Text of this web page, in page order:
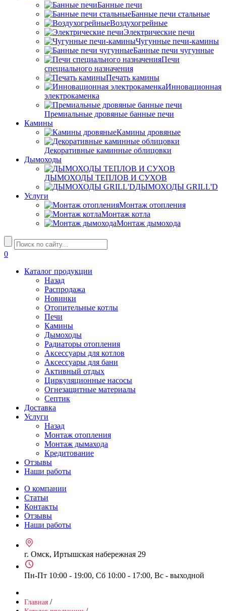
Банные печи
Банные печи стальные
Воздухогрейные
Электрические печи
Чугунные печи-камины
Банные печи чугунные
Печи
специального назначения
Печать камины
Инновационная
электрокаменка
Премиальные дровяные банные печи
Камины
Камины дровяные
Декоративные каминные облицовки
Дымоходы
ДЫМОХОДЫ ТЕПЛОВ И СУХОВ
ДЫМОХОДЫ GRILL'D
Услуги
Монтаж отопления
Монтаж котла
Монтаж дымохода
0
Каталог продукции
Назад
Распродажа
Новинки
Отопительные котлы
Печи
Камины
Дымоходы
Радиаторы отопления
Аксессуары для котлов
Аксессуары для бани
Активный отдых
Циркуляционные насосы
Огнезащитные материалы
Септик
Доставка
Услуги
Назад
Монтаж отопления
Монтаж дымахода
Кредитование
Отзывы
Наши работы
О компании
Статьи
Контакты
Отзывы
Наши работы
г. Омск, Иртышская набережная 29
Пн-Пт 10:00 - 19:00, Сб 10:00 - 17:00, Вс - выходной
Главная /